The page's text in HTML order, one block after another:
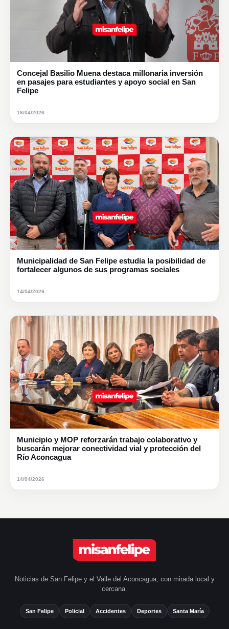
Concejal Basilio Muena destaca millonaria inversión
en pasajes para estudiantes y apoyo social en San
Felipe
16/04/2026
Municipalidad de San Felipe estudia la posibilidad de
fortalecer algunos de sus programas sociales
14/04/2026
Municipio y MOP reforzarán trabajo colaborativo y
buscarán mejorar conectividad vial y protección del
Río Aconcagua
14/04/2026
Noticias de San Felipe y el Valle del Aconcagua, con mirada local y
cercana.
San Felipe Policial Accidentes Deportes Santa María